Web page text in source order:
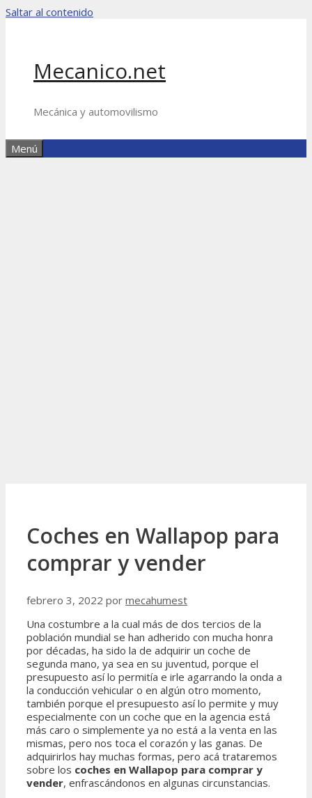
Saltar al contenido
Mecanico.net
Mecánica y automovilismo
Menú
Coches en Wallapop para
comprar y vender
febrero 3, 2022 por mecahumest
Una costumbre a la cual más de dos tercios de la
población mundial se han adherido con mucha honra
por décadas, ha sido la de adquirir un coche de
segunda mano, ya sea en su juventud, porque el
presupuesto así lo permitía e irle agarrando la onda a
la conducción vehicular o en algún otro momento,
también porque el presupuesto así lo permite y muy
especialmente con un coche que en la agencia está
más caro o simplemente ya no está a la venta en las
mismas, pero nos toca el corazón y las ganas. De
adquirirlos hay muchas formas, pero acá trataremos
sobre los coches en Wallapop para comprar y
vender, enfrascándonos en algunas circunstancias.